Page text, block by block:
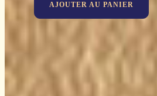
AJOUTER AU PANIER